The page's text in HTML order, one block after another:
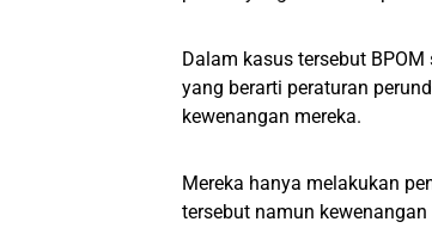
Dalam kasus tersebut
yang berarti peraturan
kewenangan mereka.
Mereka hanya melakukan
tersebut namun